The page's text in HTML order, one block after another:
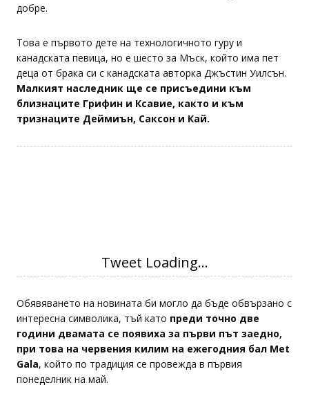
добре.
Това е първото дете на технологичното гуру и
канадската певица, но е шесто за Мъск, който има пет
деца от брака си с канадската авторка Джъстин Уилсън.
Малкият наследник ще се присъедини към
близнаците Грифин и Ксавие, както и към
тризнаците Деймиън, Саксон и Кай.
Обявяването на новината би могло да бъде обвързано с
интересна символика, тъй като преди точно две
години двамата се появиха за първи път заедно,
при това на червения килим на ежегодния бал Met
Gala, който по традиция се провежда в първия
понеделник на май.